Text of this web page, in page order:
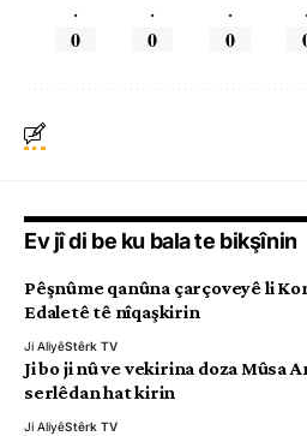
.
0
.
0
.
0
.
Ev jî di be ku bala te bikşînin
Pêşnûme qanûna çarçoveyê li
Edaletê tê nîqaşkirin
Ji AliyêStêrk TV
Ji bo ji nû ve vekirina doza Mûsa
serlêdan hat kirin
Ji AliyêStêrk TV